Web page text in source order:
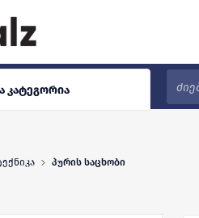
Კატეგორია
პურის საცხობი